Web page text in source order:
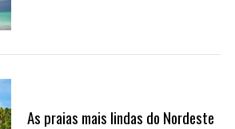
As praias mais lindas do Nordeste